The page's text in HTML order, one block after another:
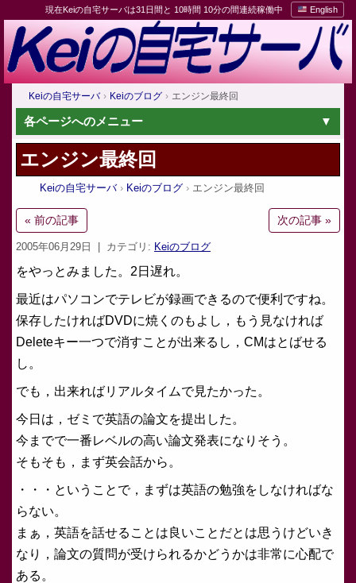
現在Keiの自宅サーバは31日間と 10時間 10分の間連続稼働中 English
Keiの自宅サーバ Keiのブログ エンジン最終回
各ページへのメニュー
エンジン最終回
Keiの自宅サーバ Keiのブログ エンジン最終回
« 前の記事 次の記事 »
2005年06月29日 | カテゴリ: Keiのブログ
をやっとみました。2日遅れ。
最近はパソコンでテレビが録画できるので便利ですね。
保存したければDVDに焼くのもよし，もう見なければ
Deleteキー一つで消すことが出来るし，CMはとばせる
し。
でも，出来ればリアルタイムで見たかった。
今日は，ゼミで英語の論文を提出した。
今までで一番レベルの高い論文発表になりそう。
そもそも，まず英会話から。
・・・ということで，まずは英語の勉強をしなければな
らない。
まぁ，英語を話せることは良いことだとは思うけどいき
なり，論文の質問が受けられるかどうかは非常に心配で
ある。